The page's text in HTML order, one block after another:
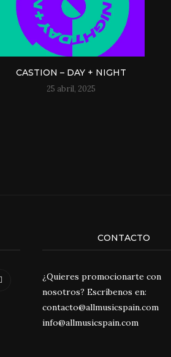
CASTION – DAY + NIGHT
25 abril, 2025
CONTACTO
¿Quieres promocionarte con
nosotros? Escríbenos en:
contacto@allmusicspain.com
info@allmusicspain.com